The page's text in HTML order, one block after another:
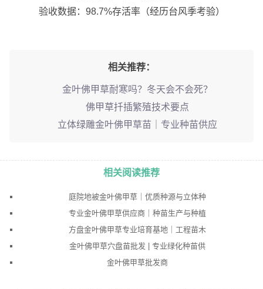
验收数据：98.7%存活率（经历台风季考验）
相关推荐：
金叶佛甲草耐寒吗？冬天会不会死？
佛甲草扦插繁殖技术要点
立体绿雕金叶佛甲草苗｜专业种苗供应
相关阅读推荐
庭院地被金叶佛甲草｜优质种源与立体种
专业金叶佛甲草供应商｜种苗生产与种植
方盘金叶佛甲草专业培育基地｜工程苗木
金叶佛甲草穴盘苗批发 | 专业绿化种苗供
金叶佛甲草批发商